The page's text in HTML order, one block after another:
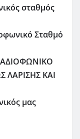
σταθμός
Σταθμό
ΚΑΙ
μας